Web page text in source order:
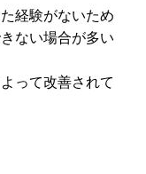
経験がないため
ない場合が多い
って改善されて